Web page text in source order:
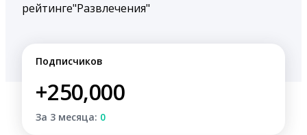
рейтинге"Развлечения"
Подписчиков
+250,000
За 3 месяца: 0